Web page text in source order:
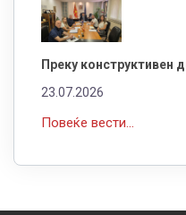
Преку конструктивен
23.07.2026
Повеќе вести...